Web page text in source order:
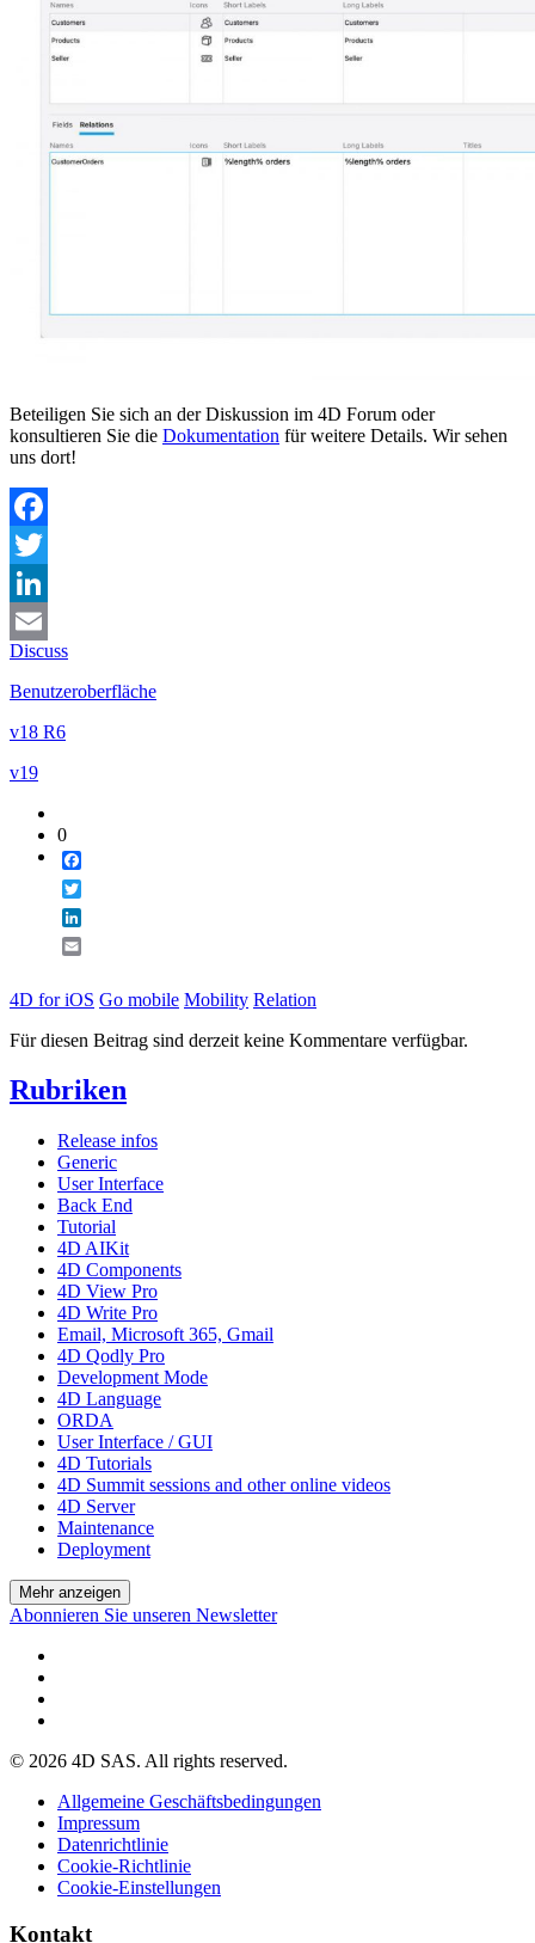
Beteiligen Sie sich an der Diskussion im 4D Forum oder
konsultieren Sie die Dokumentation für weitere Details. Wir sehen
uns dort!
Facebook
Twitter
LinkedIn
Email
Discuss
Benutzeroberfläche
v18 R6
v19
0
4D for iOS Go mobile Mobility Relation
Für diesen Beitrag sind derzeit keine Kommentare verfügbar.
Rubriken
Release infos
Generic
User Interface
Back End
Tutorial
4D AIKit
4D Components
4D View Pro
4D Write Pro
Email, Microsoft 365, Gmail
4D Qodly Pro
Development Mode
4D Language
ORDA
User Interface / GUI
4D Tutorials
4D Summit sessions and other online videos
4D Server
Maintenance
Deployment
Mehr anzeigen
Abonnieren Sie unseren Newsletter
© 2026 4D SAS. All rights reserved.
Allgemeine Geschäftsbedingungen
Impressum
Datenrichtlinie
Cookie-Richtlinie
Cookie-Einstellungen
Kontakt